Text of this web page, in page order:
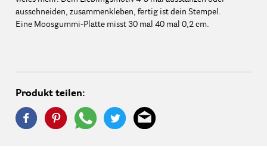
ausschneiden, zusammenkleben, fertig ist dein Stempel.
Eine Moosgummi-Platte misst 30 mal 40 mal 0,2 cm.
Produkt teilen: